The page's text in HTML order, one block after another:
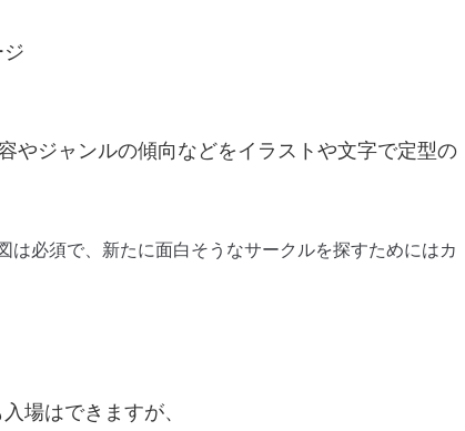
ジャンルの傾向などをイラストや文字で定型の
は必須で、新たに面白そうなサークルを探すためにはカ
場はできますが、